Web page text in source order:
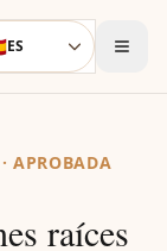
ES
APROBADA
raíces